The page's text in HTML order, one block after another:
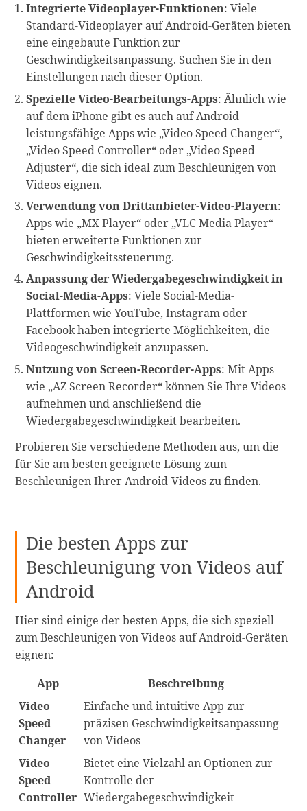
Integrierte Videoplayer-Funktionen: Viele
Standard-Videoplayer auf Android-Geräten bieten
eine eingebaute Funktion zur
Geschwindigkeitsanpassung. Suchen Sie in den
Einstellungen nach dieser Option.
Spezielle Video-Bearbeitungs-Apps: Ähnlich wie
auf dem iPhone gibt es auch auf Android
leistungsfähige Apps wie „Video Speed Changer“,
„Video Speed Controller“ oder „Video Speed
Adjuster“, die sich ideal zum Beschleunigen von
Videos eignen.
Verwendung von Drittanbieter-Video-Playern:
Apps wie „MX Player“ oder „VLC Media Player“
bieten erweiterte Funktionen zur
Geschwindigkeitssteuerung.
Anpassung der Wiedergabegeschwindigkeit in
Social-Media-Apps: Viele Social-Media-
Plattformen wie YouTube, Instagram oder
Facebook haben integrierte Möglichkeiten, die
Videogeschwindigkeit anzupassen.
Nutzung von Screen-Recorder-Apps: Mit Apps
wie „AZ Screen Recorder“ können Sie Ihre Videos
aufnehmen und anschließend die
Wiedergabegeschwindigkeit bearbeiten.
Probieren Sie verschiedene Methoden aus, um die
für Sie am besten geeignete Lösung zum
Beschleunigen Ihrer Android-Videos zu finden.
Die besten Apps zur
Beschleunigung von Videos auf
Android
Hier sind einige der besten Apps, die sich speziell
zum Beschleunigen von Videos auf Android-Geräten
eignen:
App
Beschreibung
Video
Speed
Changer
Einfache und intuitive App zur
präzisen Geschwindigkeitsanpassung
von Videos
Video
Speed
Controller
Bietet eine Vielzahl an Optionen zur
Kontrolle der
Wiedergabegeschwindigkeit